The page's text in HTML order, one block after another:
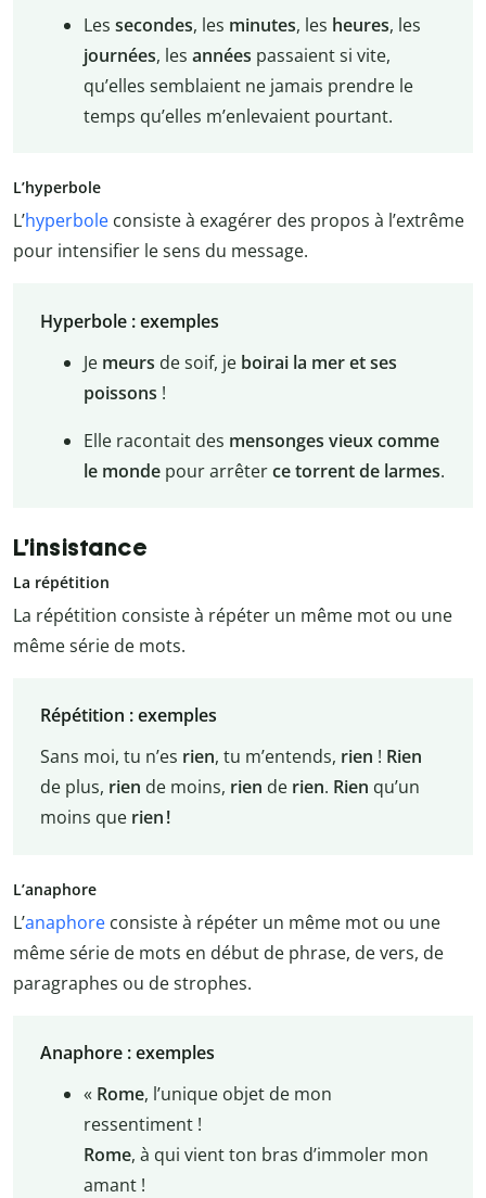
Les secondes, les minutes, les heures, les
journées, les années passaient si vite,
qu’elles semblaient ne jamais prendre le
temps qu’elles m’enlevaient pourtant.
L’hyperbole
L’hyperbole consiste à exagérer des propos à l’extrême
pour intensifier le sens du message.
Hyperbole : exemples
Je meurs de soif, je boirai la mer et ses
poissons !
Elle racontait des mensonges vieux comme
le mondepour arrêterce torrent de larmes.
L’insistance
La répétition
La répétition consiste à répéter un même mot ou une
même série de mots.
Répétition : exemples
Sans moi, tu n’es rien, tu m’entends, rien ! Rien
de plus, rien de moins, rien de rien. Rien qu’un
moins querien !
L’anaphore
L’anaphore consiste à répéter un même mot ou une
même série de mots en début de phrase, de vers, de
paragraphes ou de strophes.
Anaphore : exemples
« Rome, l’unique objet de mon
ressentiment !
Rome, à qui vient ton bras d’immoler mon
amant !